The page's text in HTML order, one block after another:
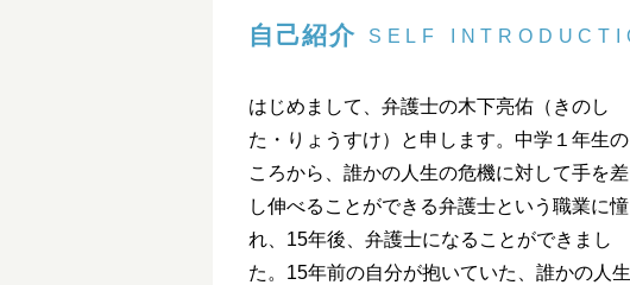
自己紹介 SELF
はじめまして、弁護士の木下亮佑（きのし
た・りょうすけ）と申します。中学１年生の
ころから、誰かの人生の危機に対して手を差
し伸べることができる弁護士という職業に憧
れ、15年後、弁護士になることができまし
た。15年前の自分が抱いていた、誰かの人生